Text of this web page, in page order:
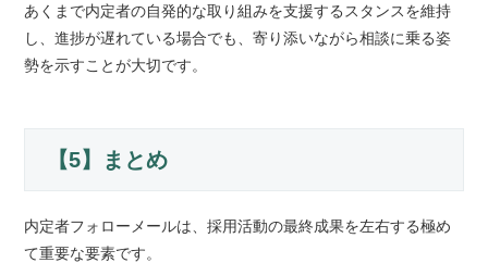
あくまで内定者の自発的な取り組みを支援するスタンスを維持
し、進捗が遅れている場合でも、寄り添いながら相談に乗る姿
勢を示すことが大切です。
【5】まとめ
内定者フォローメールは、採用活動の最終成果を左右する極め
て重要な要素です。